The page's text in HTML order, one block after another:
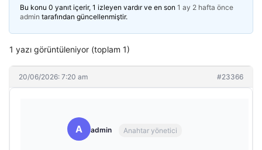
Bu konu 0 yanıt içerir, 1 izleyen vardır ve en son 1 ay 2 hafta önce
admin tarafından güncellenmiştir.
1 yazı görüntüleniyor (toplam 1)
20/06/2026: 7:20 am #23366
A admin Anahtar yönetici